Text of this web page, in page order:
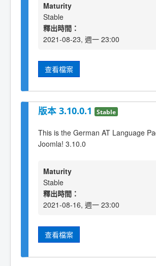
Maturity
Stable
釋出時間：
2021-08-23, 週一 23:00
查看檔案
版本 3.10.0.1 Stable
This is the German AT Language
Joomla! 3.10.0
Maturity
Stable
釋出時間：
2021-08-16, 週一 23:00
查看檔案